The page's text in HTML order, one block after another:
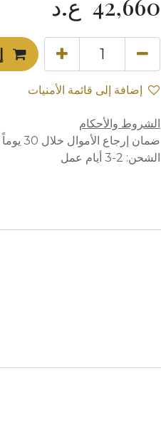
إضافة إلى قائمة الأمنيات
الشروط والأحكام
ضمان إرجاع الأموال خلال 30 يوماً
الشحن: 2-3 أيام عمل